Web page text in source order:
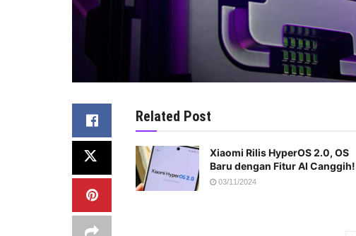
Related Post
Xiaomi Rilis HyperOS 2.0, OS
Baru dengan Fitur AI Canggih!
03/11/2024